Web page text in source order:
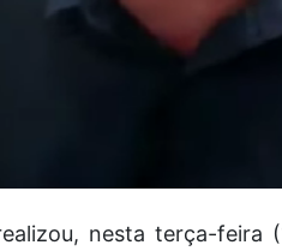
nesta terça-feira